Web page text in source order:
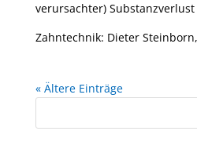
verursachter)
Zahntechnik: Dieter
« Ältere Einträge